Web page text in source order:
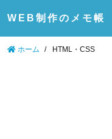
WEB制作のメモ帳
ホーム / HTML・CSS